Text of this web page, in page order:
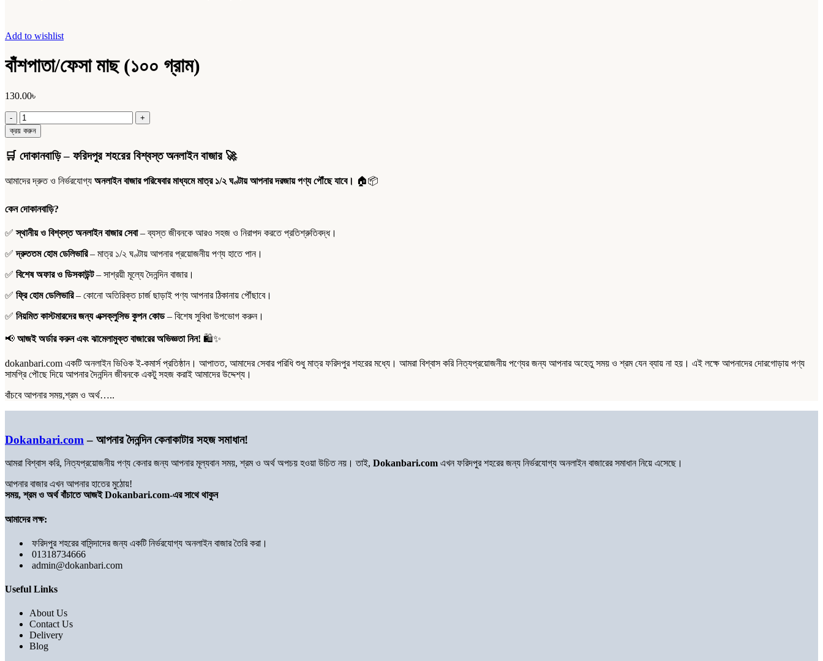
Add to wishlist
বাঁশপাতা/ফেসা মাছ (১০০ গ্রাম)
130.00৳
বাঁশপাতা/
ফেসা
মাছ
গ্রাম)
ক্রয় করুন
🛒 দোকানবাড়ি – ফরিদপুর শহরের বিশ্বস্ত অনলাইন বাজার🚀
আমাদের দ্রুত ও নির্ভরযোগ্য অনলাইন বাজার পরিষেবার মাধ্যমে মাত্র ১/২ ঘণ্টায় আপনার দরজায় পণ্য পৌঁছে যাবে। 🏠📦
কেন দোকানবাড়ি?
✅স্থানীয় ও বিশ্বস্ত অনলাইন বাজার সেবা– ব্যস্ত জীবনকে আরও সহজ ও নিরাপদ করতে প্রতিশ্রুতিবদ্ধ।
✅দ্রুততম হোম ডেলিভারি– মাত্র ১/২ ঘণ্টায় আপনার প্রয়োজনীয় পণ্য হাতে পান।
✅ বিশেষ অফার ও ডিসকাউন্ট– সাশ্রয়ী মূল্যে দৈনন্দিন বাজার।
✅ ফ্রি হোম ডেলিভারি– কোনো অতিরিক্ত চার্জ ছাড়াই পণ্য আপনার ঠিকানায় পৌঁছাবে।
✅ নিয়মিত কাস্টমারদের জন্য এক্সক্লুসিভ কুপন কোড– বিশেষ সুবিধা উপভোগ করুন।
📢 আজই অর্ডার করুন এবং ঝামেলামুক্ত বাজারের অভিজ্ঞতা নিন! 🛍️✨
dokanbari.com একটি অনলাইন ভিওিক ই-কমার্স প্রতিষ্ঠান। আপাতত, আমাদের সেবার পরিধি শুধু মাত্র ফরিদপুর শহরের মধ্যে। আমরা বিশ্বাস করি নিত্যপ্রয়োজনীয় পণ্যের জন্য আপনার অহেতু সময় ও শ্রম যেন ব্যায় না হয়। এই লক্ষে আপনাদের দোরগোড়ায় পণ্য
সামগ্রি পৌছে দিয়ে আপনার দৈনন্দিন জীবনকে একটু সহজ করাই আমাদের উদ্দেশ্য।
বাঁচবে আপনার সময়,শ্রম ও অর্থ…..
Dokanbari.com – আপনার দৈনন্দিন কেনাকাটার সহজ সমাধান!
আমরা বিশ্বাস করি, নিত্যপ্রয়োজনীয় পণ্য কেনার জন্য আপনার মূল্যবান সময়, শ্রম ও অর্থ অপচয় হওয়া উচিত নয়। তাই, Dokanbari.com এখন ফরিদপুর শহরের জন্য নির্ভরযোগ্য অনলাইন বাজারের সমাধান নিয়ে এসেছে।
আপনার বাজার এখন আপনার হাতের মুঠোয়!
সময়, শ্রম ও অর্থ বাঁচাতে আজই Dokanbari.com-এর সাথে থাকুন
আমাদের লক্ষ:
ফরিদপুর শহরের বাসিন্দাদের জন্য একটি নির্ভরযোগ্য অনলাইন বাজার তৈরি করা।
01318734666
admin@dokanbari.com
Useful Links
About Us
Contact Us
Delivery
Blog